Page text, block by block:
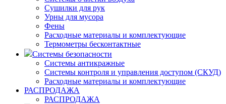
Сушилки для рук
Урны для мусора
Фены
Расходные материалы и комплектующие
Термометры бесконтактные
Системы безопасности
Системы антикражные
Системы контроля и управления доступом (СКУД)
Расходные материалы и комплектующие
РАСПРОДАЖА
РАСПРОДАЖА